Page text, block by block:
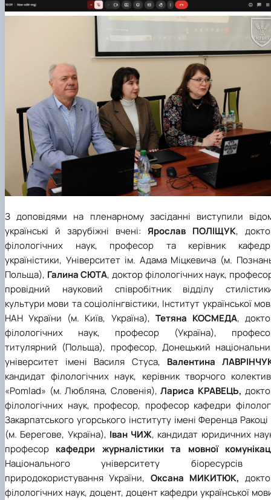
З доповідями на пленарному засіданні виступили
українські й зарубіжні вчені: Ярослав ПОЛІЩУК,
філологічних наук, професор та керівник
україністики, Університет ім. Адама Міцкевича (м.
Польща), Галина СЮТА, доктор філологічних наук,
провідний науковий співробітник відділу
культури мови та соціолінгвістики, Інститут української
НАН України (м. Київ, Україна), Тетяна КОСМЕДА,
філологічних наук, професор (Україна),
титулярний (Польща), професор, Донецький
університет імені Василя Стуса, Валентина
кандидат філологічних наук, керівник творчого
«Pomlad» (м. Любляна, Словенія), Лариса КРАВЕЦЬ,
філологічних наук, професор, професор кафедри
Закарпатського угорського інституту імені Ференца Ракоці
(м. Берегове, Україна), Іван ЧИЖ, кандидат юридичних
професор кафедри журналістики та мовної
Національного університету біоресурсів
природокористування України, Оксана МИКИТЮК,
філологічних наук, доцент, доцент кафедри української